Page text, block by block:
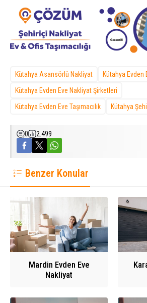
Kütahya Asansörlü Nakliyat
Kütahya Evden
Kütahya Evden Eve Nakliyat Şirketleri
Kütahya Evden Eve Taşımacılık
Kütahya
0 2.499
Benzer Konular
Mardin Evden Eve
Nakliyat